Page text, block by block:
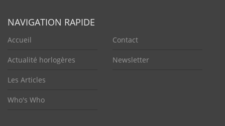
NAVIGATION RAPIDE
Accueil
Actualité horlogères
Les Articles
Who's Who
Contact
Newsletter